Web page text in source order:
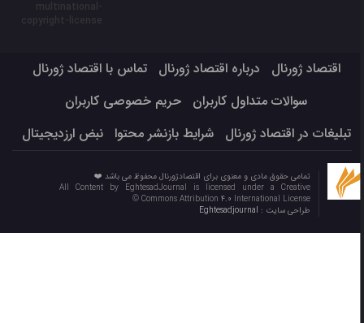
اقتصاد ژورنال درباره اقتصاد ژورنال
تماس با اقتصاد ژورنال
سوالات متداول کاربران
حریم خصوصی کاربران
تبلیغات در اقتصاد ژورنال
شرایط بازنشر محتوا نبض ارزدیجیتال
تمامی حقوق مادی و معنوی برای اقتصادژورنال محفوظ می باشد ❤️
All Content by EghtesadJournal is licensed under a Creative
Commons Attribution 4.0 International License ©️
طراحی سایت :